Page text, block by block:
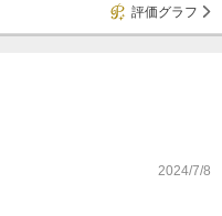
評価グラフ
2024/7/8